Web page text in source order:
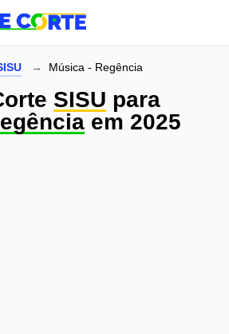
Música - Regência
SISU para
em 2025